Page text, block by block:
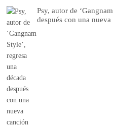
Psy, autor de
después con una